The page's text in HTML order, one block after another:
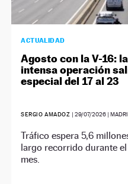
ACTUALIDAD
Agosto con la V-16:
intensa operación
especial del 17 al 23
SERGIO AMADOZ |29/07/2026 |
Tráfico espera 5,6
largo recorrido durante
mes.